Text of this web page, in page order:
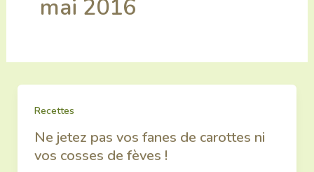
mai 2016
Recettes
Ne jetez pas vos fanes de carottes ni
vos cosses de fèves !